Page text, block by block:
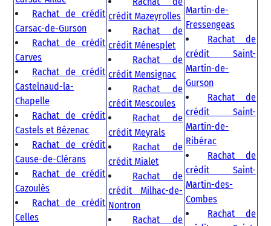
Rachat de crédit
Carsac-de-Gurson
Rachat de crédit
Carves
Rachat de crédit
Castelnaud-la-
Chapelle
Rachat de crédit
Castels et Bézenac
Rachat de crédit
Cause-de-Clérans
Rachat de crédit
Cazoulès
Rachat de crédit
Celles
crédit Mazeyrolles
Rachat de
crédit Ménesplet
Rachat de
crédit Mensignac
Rachat de
crédit Mescoules
Rachat de
crédit Meyrals
Rachat de
crédit Mialet
Rachat de
crédit Milhac-de-
Nontron
Rachat de
Martin-de-
Fressengeas
Rachat de
crédit Saint-
Martin-de-
Gurson
Rachat de
crédit Saint-
Martin-de-
Ribérac
Rachat de
crédit Saint-
Martin-des-
Combes
Rachat de